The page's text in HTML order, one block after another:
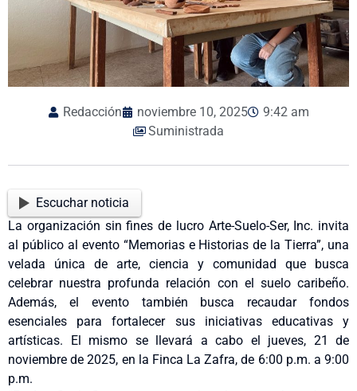
Redacción noviembre 10, 2025
9:42 am
Suministrada
Escuchar noticia
La organización sin fines de lucro Arte-Suelo-Ser, Inc. invita
al público al evento “Memorias e Historias de la Tierra”, una
velada única de arte, ciencia y comunidad que busca
celebrar nuestra profunda relación con el suelo caribeño.
Además, el evento también busca recaudar fondos
esenciales para fortalecer sus iniciativas educativas y
artísticas. El mismo se llevará a cabo el jueves, 21 de
noviembre de 2025, en la Finca La Zafra, de 6:00 p.m. a 9:00
p.m.